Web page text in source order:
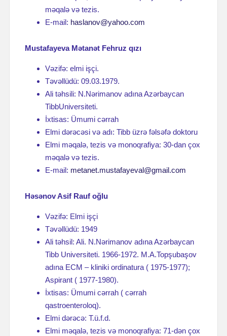
məqalə və tezis.
E-mail: haslanov@yahoo.com
Mustafayeva Mətanət Fehruz qızı
Vəzifə: elmi işçi.
Təvəllüdü: 09.03.1979.
Ali təhsili: N.Nərimanov adına Azərbaycan
TibbUniversiteti.
İxtisas: Ümumi cərrah
Elmi dərəcəsi və adı: Tibb üzrə fəlsəfə doktoru
Elmi məqalə, tezis və monoqrafiya: 30-dan çox
məqalə və tezis.
E-mail: metanet.mustafayeval@gmail.com
Həsənov Asif Rauf oğlu
Vəzifə: Elmi işçi
Təvəllüdü: 1949
Ali təhsil: Ali. N.Nərimanov adına Azərbaycan
Tibb Universiteti. 1966-1972. M.A.Topşubaşov
adına ECM – kliniki ordinatura ( 1975-1977);
Aspirant ( 1977-1980).
İxtisas: Ümumi cərrah ( cərrah
qastroenteroloq).
Elmi dərəcə: T.ü.f.d.
Elmi məqalə, tezis və monoqrafiya: 71-dən çox